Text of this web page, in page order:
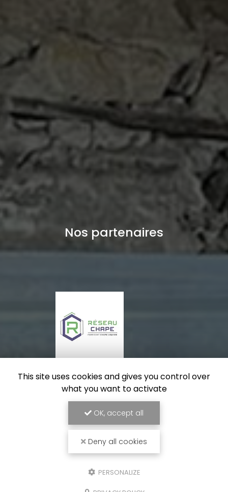
Nos partenaires
This site uses cookies and gives you control over
what you want to activate
OK, accept all
Deny all cookies
PERSONALIZE